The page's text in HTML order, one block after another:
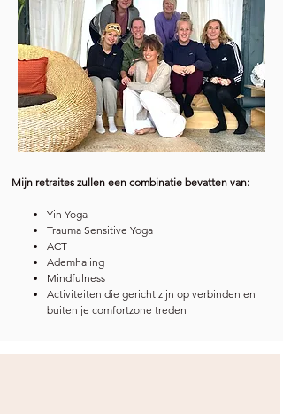
Mijn retraites zullen een combinatie bevatten van:
Yin Yoga
Trauma Sensitive Yoga
ACT
Ademhaling
Mindfulness
Activiteiten die gericht zijn op verbinden en
buiten je comfortzone treden